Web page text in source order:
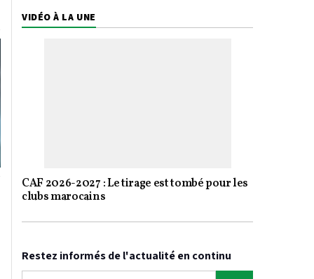
VIDÉO À LA UNE
CAF 2026-2027 : Le tirage est tombé pour les
clubs marocains
Restez informés de l'actualité en continu